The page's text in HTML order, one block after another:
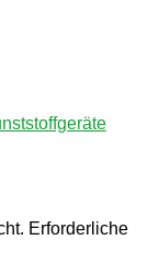
Erforderliche